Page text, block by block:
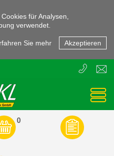
für Analysen,
verwendet.
Sie mehr Akzeptieren
E
T
3855
0